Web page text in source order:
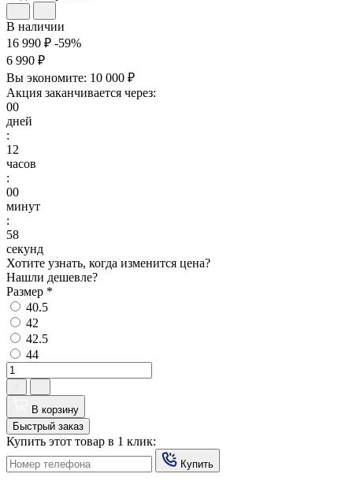
В наличии
16 990 ₽ -59%
6 990 ₽
Вы экономите: 10 000 ₽
Акция заканчивается через:
00
дней
:
12
часов
:
00
минут
:
57
секунд
Хотите узнать, когда изменится цена?
Нашли дешевле?
Размер *
40.5
42
42.5
44
В корзину
Быстрый заказ
Купить этот товар в 1 клик:
Купить